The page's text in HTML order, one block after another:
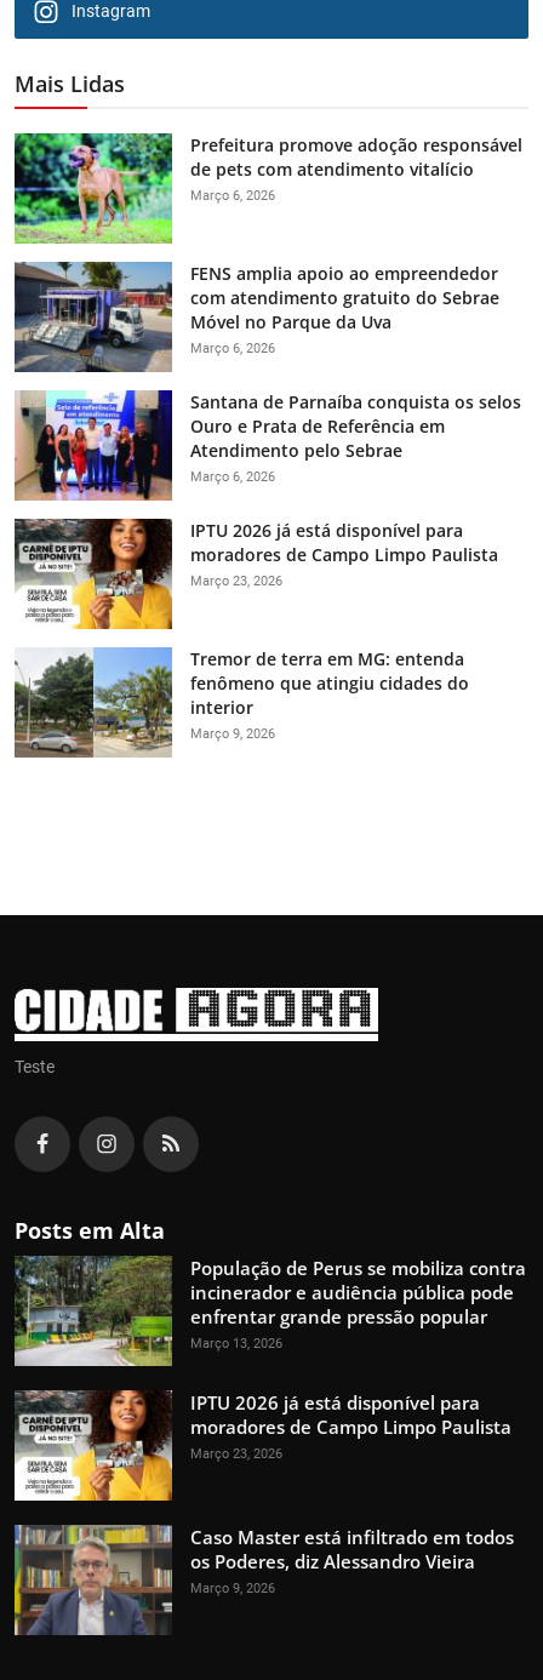
Instagram
Mais Lidas
Prefeitura promove adoção responsável
de pets com atendimento vitalício
Março 6, 2026
FENS amplia apoio ao empreendedor
com atendimento gratuito do Sebrae
Móvel no Parque da Uva
Março 6, 2026
Santana de Parnaíba conquista os selos
Ouro e Prata de Referência em
Atendimento pelo Sebrae
Março 6, 2026
IPTU 2026 já está disponível para
moradores de Campo Limpo Paulista
Março 23, 2026
Tremor de terra em MG: entenda
fenômeno que atingiu cidades do
interior
Março 9, 2026
Teste
Posts em Alta
População de Perus se mobiliza contra
incinerador e audiência pública pode
enfrentar grande pressão popular
Março 13, 2026
IPTU 2026 já está disponível para
moradores de Campo Limpo Paulista
Março 23, 2026
Caso Master está infiltrado em todos
os Poderes, diz Alessandro Vieira
Março 9, 2026